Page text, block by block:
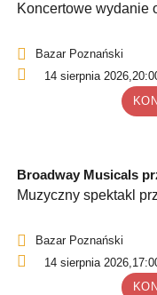
Koncertowe wydanie
Bazar Poznański
14 sierpnia 2026,
Broadway Musicals
Muzyczny spektakl
Bazar Poznański
14 sierpnia 2026,